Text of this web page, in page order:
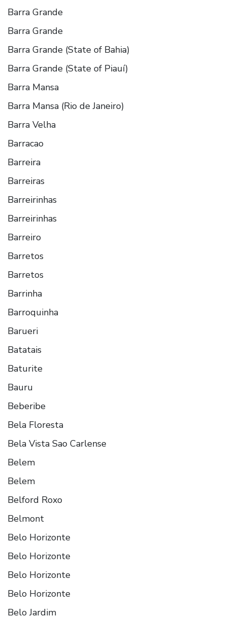
Barra Grande
Barra Grande
Barra Grande (State of Bahia)
Barra Grande (State of Piauí)
Barra Mansa
Barra Mansa (Rio de Janeiro)
Barra Velha
Barracao
Barreira
Barreiras
Barreirinhas
Barreirinhas
Barreiro
Barretos
Barretos
Barrinha
Barroquinha
Barueri
Batatais
Baturite
Bauru
Beberibe
Bela Floresta
Bela Vista Sao Carlense
Belem
Belem
Belford Roxo
Belmont
Belo Horizonte
Belo Horizonte
Belo Horizonte
Belo Horizonte
Belo Jardim